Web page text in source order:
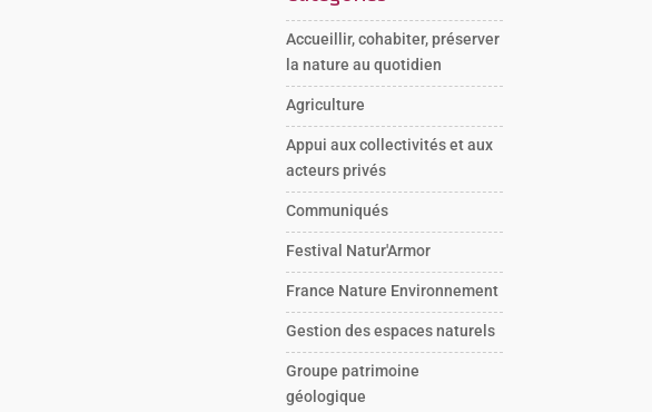
Accueillir, cohabiter, préserver
la nature au quotidien
Agriculture
Appui aux collectivités et aux
acteurs privés
Communiqués
Festival Natur'Armor
France Nature Environnement
Gestion des espaces naturels
Groupe patrimoine
géologique